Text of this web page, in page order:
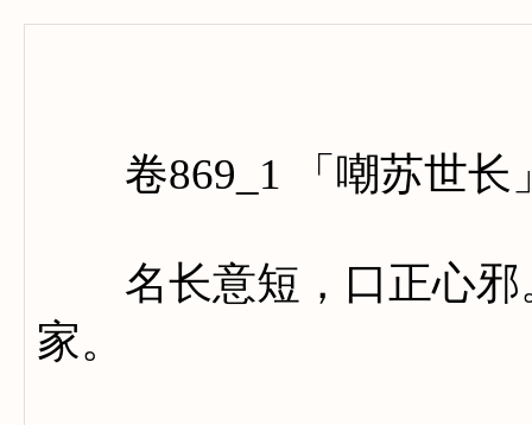
卷869_1 「嘲苏世长
名长意短，口正心邪
家。